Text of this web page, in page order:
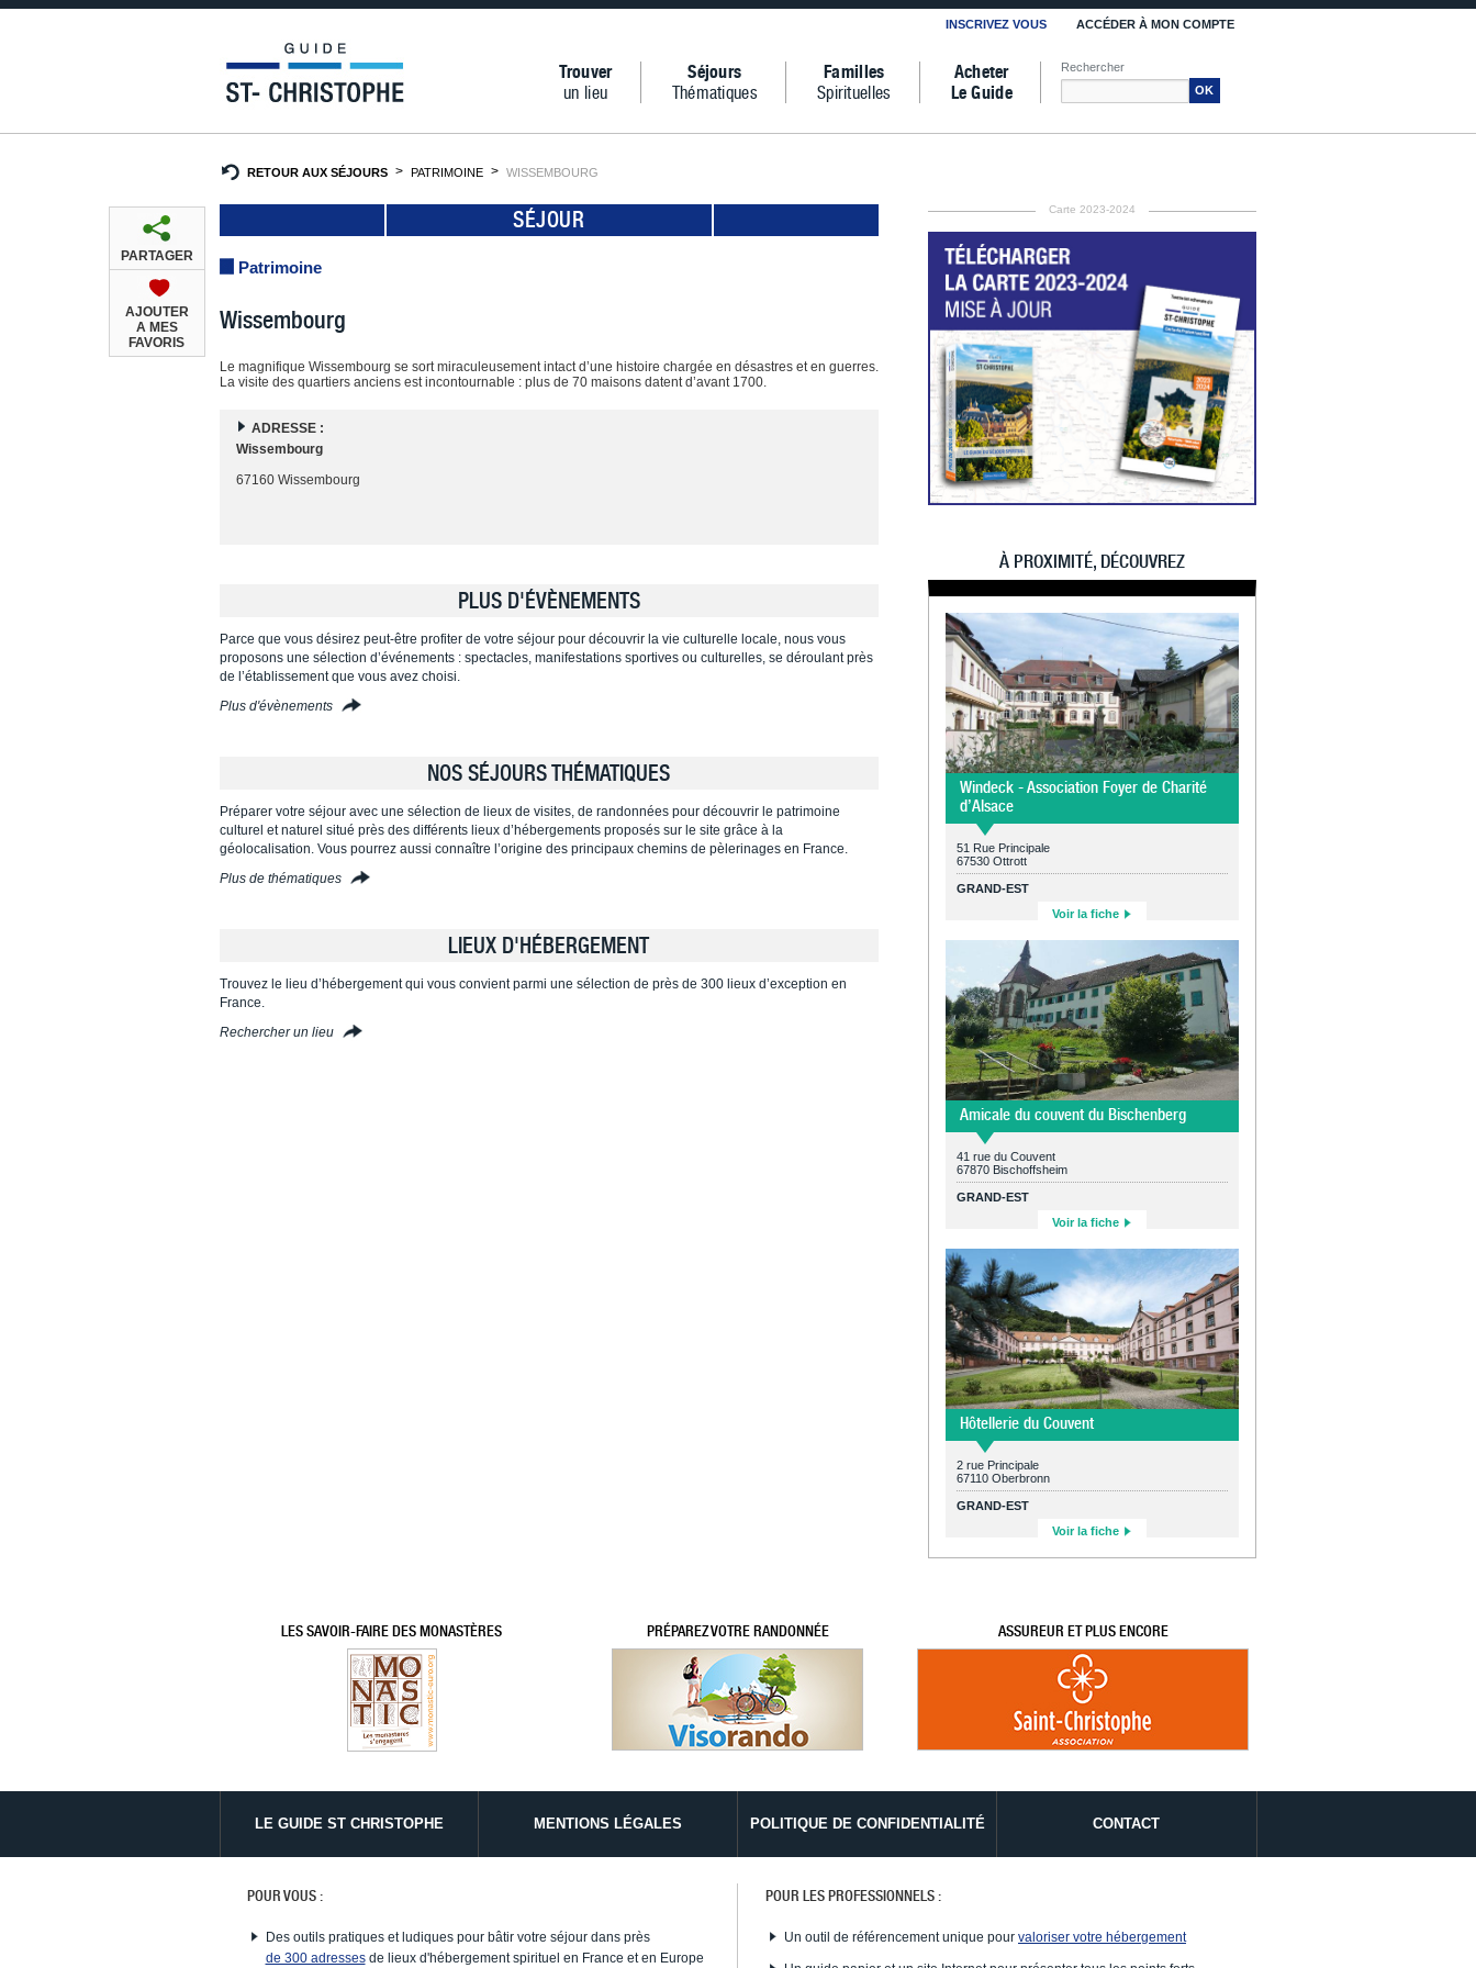
INSCRIVEZ VOUS ACCÉDER À MON COMPTE
Trouver
un lieu
Séjours
Thématiques
Familles
Spirituelles
Acheter
Le Guide
Rechercher
OK
RETOUR AUX SÉJOURS PATRIMOINE WISSEMBOURG
SÉJOUR
Patrimoine
Wissembourg
Le magnifique Wissembourg se sort miraculeusement intact d’une histoire chargée en désastres et en guerres.
La visite des quartiers anciens est incontournable : plus de 70 maisons datent d’avant 1700.
ADRESSE :
Wissembourg
67160 Wissembourg
PLUS D'ÉVÈNEMENTS
Parce que vous désirez peut-être profiter de votre séjour pour découvrir la vie culturelle locale, nous vous
proposons une sélection d’événements : spectacles, manifestations sportives ou culturelles, se déroulant près
de l’établissement que vous avez choisi.
Plus d'évènements
NOS SÉJOURS THÉMATIQUES
Préparer votre séjour avec une sélection de lieux de visites, de randonnées pour découvrir le patrimoine
culturel et naturel situé près des différents lieux d’hébergements proposés sur le site grâce à la
géolocalisation. Vous pourrez aussi connaître l’origine des principaux chemins de pèlerinages en France.
Plus de thématiques
LIEUX D'HÉBERGEMENT
Trouvez le lieu d’hébergement qui vous convient parmi une sélection de près de 300 lieux d’exception en
France.
Rechercher un lieu
PARTAGER
AJOUTER
A MES
FAVORIS
Carte 2023-2024
À PROXIMITÉ, DÉCOUVREZ
Windeck - Association Foyer de Charité
d’Alsace
51 Rue Principale
67530 Ottrott
GRAND-EST
Voir la fiche
Amicale du couvent du Bischenberg
41 rue du Couvent
67870 Bischoffsheim
GRAND-EST
Voir la fiche
Hôtellerie du Couvent
2 rue Principale
67110 Oberbronn
GRAND-EST
Voir la fiche
LES SAVOIR-FAIRE DES MONASTÈRES PRÉPAREZ VOTRE RANDONNÉE ASSUREUR ET PLUS ENCORE
LE GUIDE ST CHRISTOPHE MENTIONS LÉGALES POLITIQUE DE CONFIDENTIALITÉ CONTACT
POUR VOUS :
Des outils pratiques et ludiques pour bâtir votre séjour dans près
de 300 adressesde lieux d'hébergement spirituel en France et en Europe
POUR LES PROFESSIONNELS :
Un outil de référencement unique pour valoriser votre hébergement